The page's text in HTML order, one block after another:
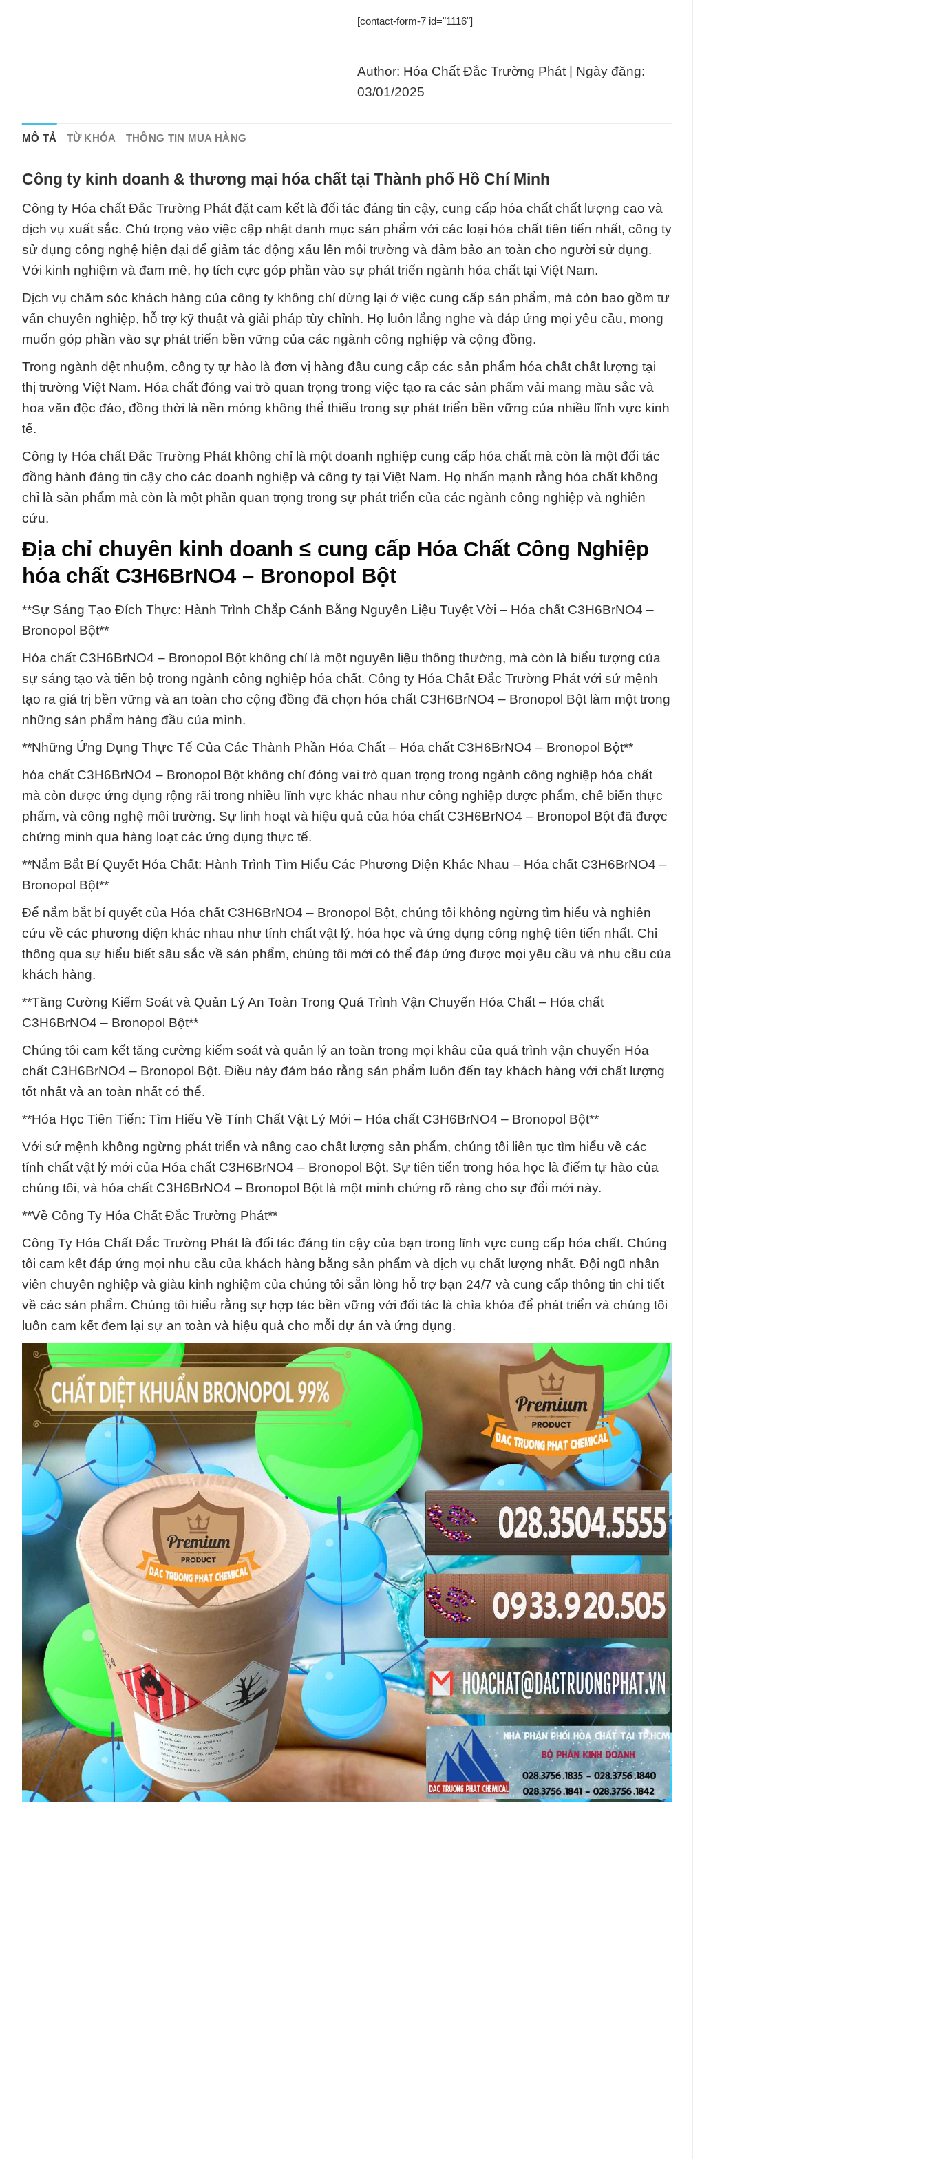
[contact-form-7 id="1116"]
Author: Hóa Chất Đắc Trường Phát | Ngày đăng:
03/01/2025
MÔ TẢ TỪ KHÓA THÔNG TIN MUA HÀNG
Công ty kinh doanh & thương mại hóa chất tại Thành phố Hồ Chí Minh
Công ty Hóa chất Đắc Trường Phát đặt cam kết là đối tác đáng tin cậy, cung cấp hóa chất chất lượng cao và
dịch vụ xuất sắc. Chú trọng vào việc cập nhật danh mục sản phẩm với các loại hóa chất tiên tiến nhất, công ty
sử dụng công nghệ hiện đại để giảm tác động xấu lên môi trường và đảm bảo an toàn cho người sử dụng.
Với kinh nghiệm và đam mê, họ tích cực góp phần vào sự phát triển ngành hóa chất tại Việt Nam.
Dịch vụ chăm sóc khách hàng của công ty không chỉ dừng lại ở việc cung cấp sản phẩm, mà còn bao gồm tư
vấn chuyên nghiệp, hỗ trợ kỹ thuật và giải pháp tùy chỉnh. Họ luôn lắng nghe và đáp ứng mọi yêu cầu, mong
muốn góp phần vào sự phát triển bền vững của các ngành công nghiệp và cộng đồng.
Trong ngành dệt nhuộm, công ty tự hào là đơn vị hàng đầu cung cấp các sản phẩm hóa chất chất lượng tại
thị trường Việt Nam. Hóa chất đóng vai trò quan trọng trong việc tạo ra các sản phẩm vải mang màu sắc và
hoa văn độc đáo, đồng thời là nền móng không thể thiếu trong sự phát triển bền vững của nhiều lĩnh vực kinh
tế.
Công ty Hóa chất Đắc Trường Phát không chỉ là một doanh nghiệp cung cấp hóa chất mà còn là một đối tác
đồng hành đáng tin cậy cho các doanh nghiệp và công ty tại Việt Nam. Họ nhấn mạnh rằng hóa chất không
chỉ là sản phẩm mà còn là một phần quan trọng trong sự phát triển của các ngành công nghiệp và nghiên
cứu.
Địa chỉ chuyên kinh doanh ≤ cung cấp Hóa Chất Công Nghiệp
hóa chất C3H6BrNO4 – Bronopol Bột
**Sự Sáng Tạo Đích Thực: Hành Trình Chắp Cánh Bằng Nguyên Liệu Tuyệt Vời – Hóa chất C3H6BrNO4 –
Bronopol Bột**
Hóa chất C3H6BrNO4 – Bronopol Bột không chỉ là một nguyên liệu thông thường, mà còn là biểu tượng của
sự sáng tạo và tiến bộ trong ngành công nghiệp hóa chất. Công ty Hóa Chất Đắc Trường Phát với sứ mệnh
tạo ra giá trị bền vững và an toàn cho cộng đồng đã chọn hóa chất C3H6BrNO4 – Bronopol Bột làm một trong
những sản phẩm hàng đầu của mình.
**Những Ứng Dụng Thực Tế Của Các Thành Phần Hóa Chất – Hóa chất C3H6BrNO4 – Bronopol Bột**
hóa chất C3H6BrNO4 – Bronopol Bột không chỉ đóng vai trò quan trọng trong ngành công nghiệp hóa chất
mà còn được ứng dụng rộng rãi trong nhiều lĩnh vực khác nhau như công nghiệp dược phẩm, chế biến thực
phẩm, và công nghệ môi trường. Sự linh hoạt và hiệu quả của hóa chất C3H6BrNO4 – Bronopol Bột đã được
chứng minh qua hàng loạt các ứng dụng thực tế.
**Nắm Bắt Bí Quyết Hóa Chất: Hành Trình Tìm Hiểu Các Phương Diện Khác Nhau – Hóa chất C3H6BrNO4 –
Bronopol Bột**
Để nắm bắt bí quyết của Hóa chất C3H6BrNO4 – Bronopol Bột, chúng tôi không ngừng tìm hiểu và nghiên
cứu về các phương diện khác nhau như tính chất vật lý, hóa học và ứng dụng công nghệ tiên tiến nhất. Chỉ
thông qua sự hiểu biết sâu sắc về sản phẩm, chúng tôi mới có thể đáp ứng được mọi yêu cầu và nhu cầu của
khách hàng.
**Tăng Cường Kiểm Soát và Quản Lý An Toàn Trong Quá Trình Vận Chuyển Hóa Chất – Hóa chất
C3H6BrNO4 – Bronopol Bột**
Chúng tôi cam kết tăng cường kiểm soát và quản lý an toàn trong mọi khâu của quá trình vận chuyển Hóa
chất C3H6BrNO4 – Bronopol Bột. Điều này đảm bảo rằng sản phẩm luôn đến tay khách hàng với chất lượng
tốt nhất và an toàn nhất có thể.
**Hóa Học Tiên Tiến: Tìm Hiểu Về Tính Chất Vật Lý Mới – Hóa chất C3H6BrNO4 – Bronopol Bột**
Với sứ mệnh không ngừng phát triển và nâng cao chất lượng sản phẩm, chúng tôi liên tục tìm hiểu về các
tính chất vật lý mới của Hóa chất C3H6BrNO4 – Bronopol Bột. Sự tiên tiến trong hóa học là điểm tự hào của
chúng tôi, và hóa chất C3H6BrNO4 – Bronopol Bột là một minh chứng rõ ràng cho sự đổi mới này.
**Về Công Ty Hóa Chất Đắc Trường Phát**
Công Ty Hóa Chất Đắc Trường Phát là đối tác đáng tin cậy của bạn trong lĩnh vực cung cấp hóa chất. Chúng
tôi cam kết đáp ứng mọi nhu cầu của khách hàng bằng sản phẩm và dịch vụ chất lượng nhất. Đội ngũ nhân
viên chuyên nghiệp và giàu kinh nghiệm của chúng tôi sẵn lòng hỗ trợ bạn 24/7 và cung cấp thông tin chi tiết
về các sản phẩm. Chúng tôi hiểu rằng sự hợp tác bền vững với đối tác là chìa khóa để phát triển và chúng tôi
luôn cam kết đem lại sự an toàn và hiệu quả cho mỗi dự án và ứng dụng.